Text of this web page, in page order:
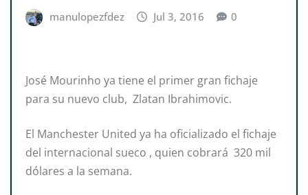
manulopezfdez Jul 3, 2016 0
José Mourinho ya tiene el primer gran fichaje
para su nuevo club, Zlatan Ibrahimovic.
El Manchester United ya ha oficializado el fichaje
del internacional sueco , quien cobrará 320 mil
dólares a la semana.